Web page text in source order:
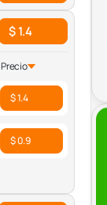
$ 1.4
Precio
$ 1.4
$ 0.9